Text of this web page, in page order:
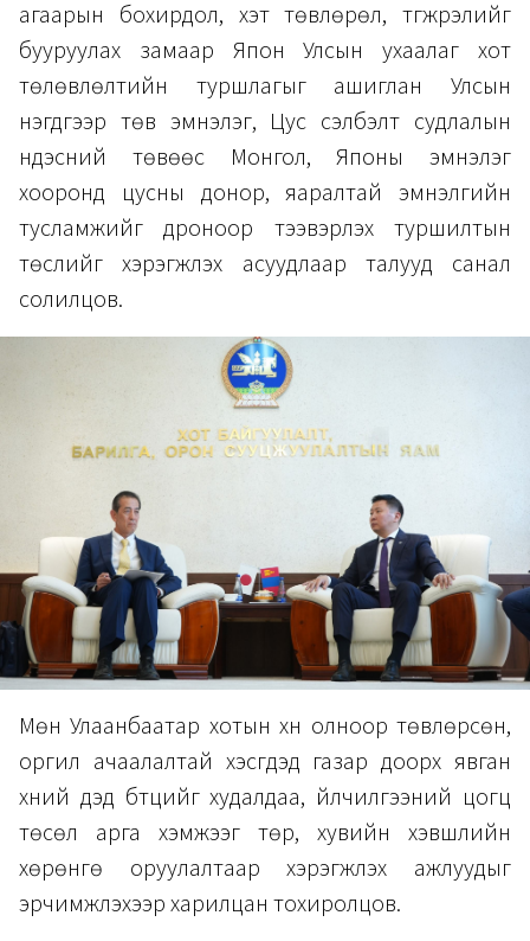
агаарын бохирдол, хэт төвлөрөл, түгжрэлийг
бууруулах замаар Япон Улсын ухаалаг хот
төлөвлөлтийн туршлагыг ашиглан Улсын
нэгдүгээр төв эмнэлэг, Цус сэлбэлт судлалын
үндэсний төвөөс Монгол, Японы эмнэлэг
хооронд цусны донор, яаралтай эмнэлгийн
тусламжийг дроноор тээвэрлэх туршилтын
төслийг хэрэгжүүлэх асуудлаар талууд санал
солилцов.
Мөн Улаанбаатар хотын хүн олноор төвлөрсөн,
оргил ачаалалтай хэсгүүдэд газар доорх явган
хүний дэд бүтцийг худалдаа, үйлчилгээний цогц
төсөл арга хэмжээг төр, хувийн хэвшлийн
хөрөнгө оруулалтаар хэрэгжүүлэх ажлуудыг
эрчимжүүлэхээр харилцан тохиролцов.